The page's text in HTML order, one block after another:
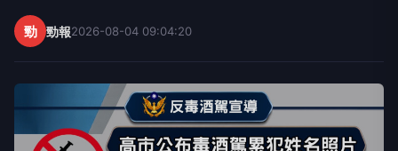
勁 勁報2026-08-04 09:04:20